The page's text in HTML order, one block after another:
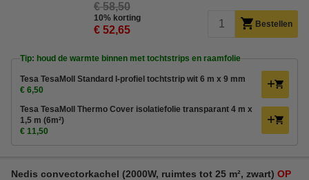
€ 58,50
10% korting
€ 52,65 Bestellen
Tip: houd de warmte binnen met tochtstrips en raamfolie
Tesa TesaMoll Standard I-profiel tochtstrip wit 6 m x 9 mm
€ 6,50
Tesa TesaMoll Thermo Cover isolatiefolie transparant 4 m x
1,5 m (6m²)
€ 11,50
Nedis convectorkachel (2000W, ruimtes tot 25 m², zwart) OP